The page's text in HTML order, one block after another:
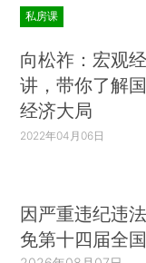
私房课
向松祚：宏观
讲，带你了解
经济大局
2022年04月06日
因严重违纪违
免第十四届全